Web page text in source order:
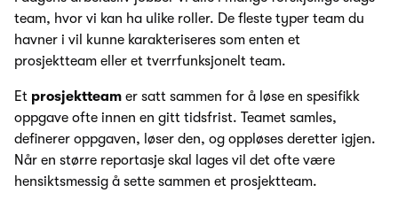
team, hvor vi kan ha ulike roller. De fleste typer team du
havner i vil kunne karakteriseres som enten et
prosjektteam eller et tverrfunksjonelt team.
Et prosjektteam er satt sammen for å løse en spesifikk
oppgave ofte innen en gitt tidsfrist. Teamet samles,
definerer oppgaven, løser den, og oppløses deretter igjen.
Når en større reportasje skal lages vil det ofte være
hensiktsmessig å sette sammen et prosjektteam.